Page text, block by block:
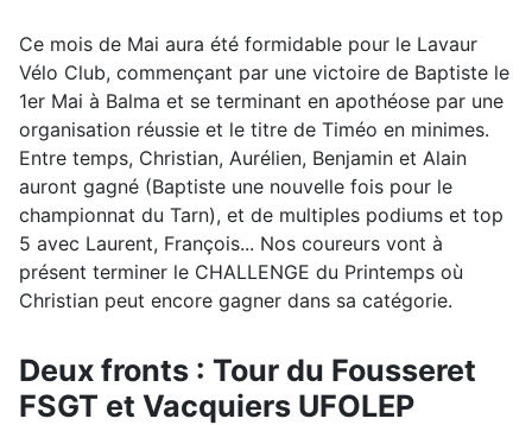
Ce mois de Mai aura été formidable pour le Lavaur
Vélo Club, commençant par une victoire de Baptiste le
1er Mai à Balma et se terminant en apothéose par une
organisation réussie et le titre de Timéo en minimes.
Entre temps, Christian, Aurélien, Benjamin et Alain
auront gagné (Baptiste une nouvelle fois pour le
championnat du Tarn), et de multiples podiums et top
5 avec Laurent, François... Nos coureurs vont à
présent terminer le CHALLENGE du Printemps où
Christian peut encore gagner dans sa catégorie.
Deux fronts : Tour du Fousseret
FSGT et Vacquiers UFOLEP